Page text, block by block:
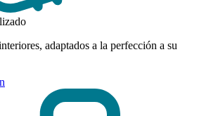
adaptados a la perfección a su